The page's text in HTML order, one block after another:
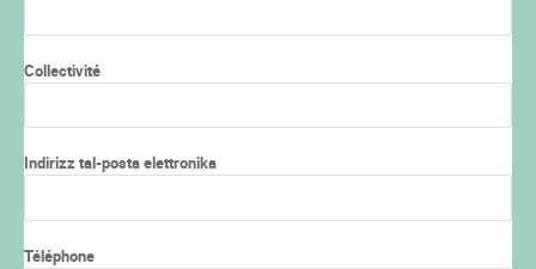
Collectivité
Indirizz tal-posta elettronika
Téléphone